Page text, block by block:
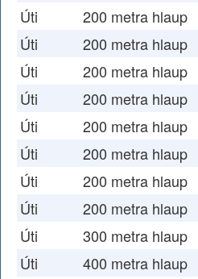
Úti
200 metra hlaup
Úti
200 metra hlaup
Úti
200 metra hlaup
Úti
200 metra hlaup
Úti
200 metra hlaup
Úti
200 metra hlaup
Úti
200 metra hlaup
Úti
200 metra hlaup
Úti
300 metra hlaup
Úti
400 metra hlaup